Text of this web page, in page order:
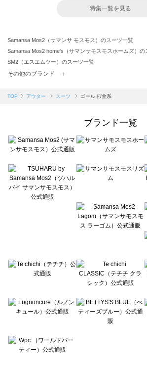
特集一覧を見る
Samansa Mos2（サマンサ モスモス）のスーツ一覧
Samansa Mos2 home's（サマンサモスモスホームズ）の
SM2（エスエムツー）のスーツ一覧
TSUHARU by Samansa Mos2（ツハルバイサマンサモス
Samansa Mos2 blue（サマンサモスモス ブルー）のスー
sō4ū（ソウフォーユー）のスーツ一覧
Te chichi（テチチ）のスーツ一覧
Te chichi CLASSIC（テチチ クラシック）のスーツ一覧
Lugnoncure（ルノンキュール）のスーツ一覧
BETTY'S BLUE（べティーズブルー）のスーツ一覧
Wpc.（ワールドパーティー）のスーツ一覧
その他のブランド ＋
TOP アウター スーツ ゴールド/金系
ブランド一覧